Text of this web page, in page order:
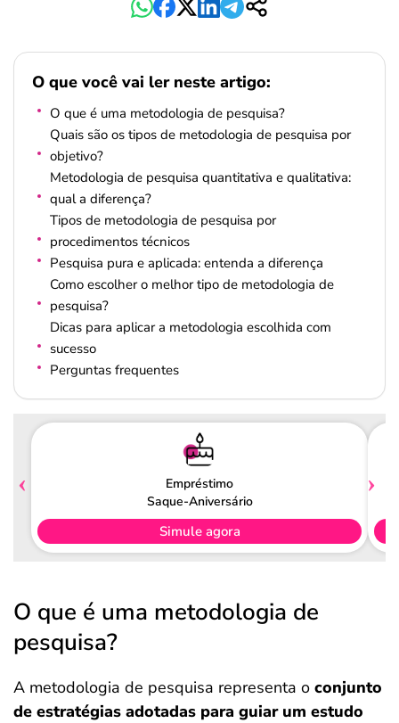
O que você vai ler neste artigo:
O que é uma metodologia de pesquisa?
Quais são os tipos de metodologia de pesquisa por
objetivo?
Metodologia de pesquisa quantitativa e qualitativa:
qual a diferença?
Tipos de metodologia de pesquisa por
procedimentos técnicos
Pesquisa pura e aplicada: entenda a diferença
Como escolher o melhor tipo de metodologia de
pesquisa?
Dicas para aplicar a metodologia escolhida com
sucesso
Perguntas frequentes
Empréstimo
Saque-Aniversário
Simule agora
O que é uma metodologia de
pesquisa?
A metodologia de pesquisa representa o conjunto
de estratégias adotadas para guiar um estudo